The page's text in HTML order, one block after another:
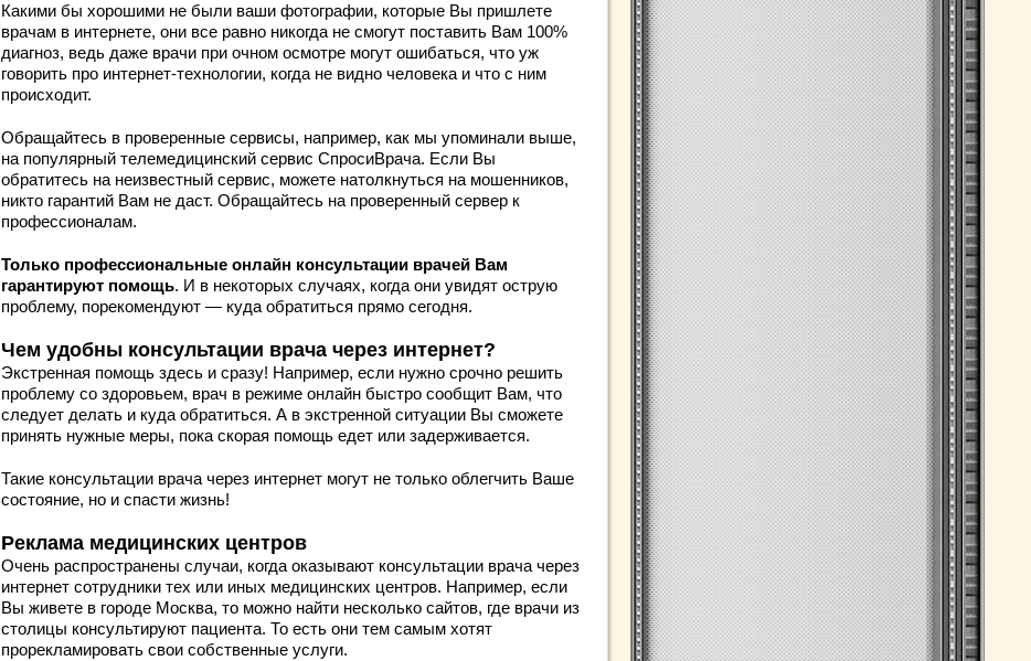
Какими бы хорошими не были ваши фотографии, которые Вы пришлете
врачам в интернете, они все равно никогда не смогут поставить Вам 100%
диагноз, ведь даже врачи при очном осмотре могут ошибаться, что уж
говорить про интернет-технологии, когда не видно человека и что с ним
происходит.
Обращайтесь в проверенные сервисы, например, как мы упоминали выше,
на популярный телемедицинский сервис СпросиВрача. Если Вы
обратитесь на неизвестный сервис, можете натолкнуться на мошенников,
никто гарантий Вам не даст. Обращайтесь на проверенный сервер к
профессионалам.
Только профессиональные онлайн консультации врачей Вам
гарантируют помощь. И в некоторых случаях, когда они увидят острую
проблему, порекомендуют — куда обратиться прямо сегодня.
Чем удобны консультации врача через интернет?
Экстренная помощь здесь и сразу! Например, если нужно срочно решить
проблему со здоровьем, врач в режиме онлайн быстро сообщит Вам, что
следует делать и куда обратиться. А в экстренной ситуации Вы сможете
принять нужные меры, пока скорая помощь едет или задерживается.
Такие консультации врача через интернет могут не только облегчить Ваше
состояние, но и спасти жизнь!
Реклама медицинских центров
Очень распространены случаи, когда оказывают консультации врача через
интернет сотрудники тех или иных медицинских центров. Например, если
Вы живете в городе Москва, то можно найти несколько сайтов, где врачи из
столицы консультируют пациента. То есть они тем самым хотят
прорекламировать свои собственные услуги.